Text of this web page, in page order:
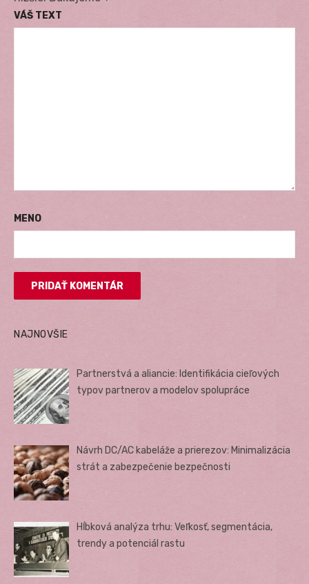
VÁŠ TEXT
MENO
NAJNOVŠIE
Partnerstvá a aliancie: Identifikácia cieľových
typov partnerov a modelov spolupráce
Návrh DC/AC kabeláže a prierezov: Minimalizácia
strát a zabezpečenie bezpečnosti
Hĺbková analýza trhu: Veľkosť, segmentácia,
trendy a potenciál rastu